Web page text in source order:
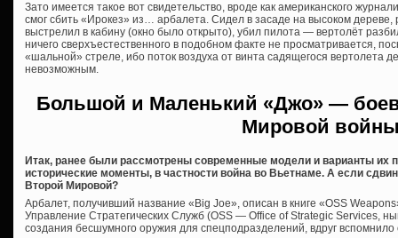
Зато имеется такое вот свидетельство, вроде как американского
смог сбить «Ирокез» из… арбалета. Сидел в засаде на высоком дереве,
выстрелил в кабину (окно было открыто), убил пилота — вертолёт
ничего сверхъестественного в подобном факте не просматривается,
«шальной» стреле, ибо поток воздуха от винта садящегося вертолета
невозможным.
Большой и Маленький «Джо» —
Мировой
Итак, ранее были рассмотрены современные модели и варианты их
исторические моменты, в частности война во Вьетнаме. А если
Второй Мировой?
Арбалет, получивший название «Big Joe», описан в книге «OSS
Управление Стратегических Служб (OSS — Office of Strategic Services,
создания бесшумного оружия для спецподразделений, вдруг